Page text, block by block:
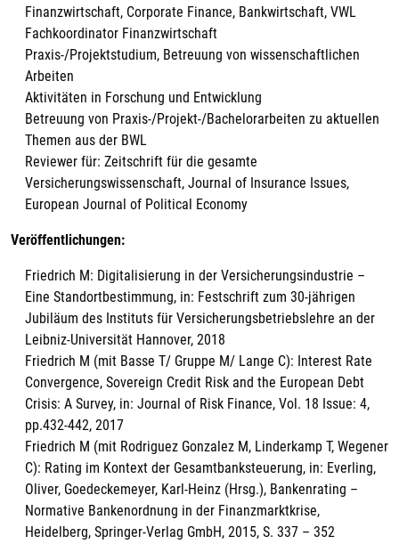
Finanzwirtschaft, Corporate Finance, Bankwirtschaft, VWL
Fachkoordinator Finanzwirtschaft
Praxis-/Projektstudium, Betreuung von wissenschaftlichen
Arbeiten
Aktivitäten in Forschung und Entwicklung
Betreuung von Praxis-/Projekt-/Bachelorarbeiten zu aktuellen
Themen aus der BWL
Reviewer für: Zeitschrift für die gesamte
Versicherungswissenschaft, Journal of Insurance Issues,
European Journal of Political Economy
Veröffentlichungen:
Friedrich M: Digitalisierung in der Versicherungsindustrie –
Eine Standortbestimmung, in: Festschrift zum 30-jährigen
Jubiläum des Instituts für Versicherungsbetriebslehre an der
Leibniz-Universität Hannover, 2018
Friedrich M (mit Basse T/ Gruppe M/ Lange C): Interest Rate
Convergence, Sovereign Credit Risk and the European Debt
Crisis: A Survey, in: Journal of Risk Finance, Vol. 18 Issue: 4,
pp.432-442, 2017
Friedrich M (mit Rodriguez Gonzalez M, Linderkamp T, Wegener
C): Rating im Kontext der Gesamtbanksteuerung, in: Everling,
Oliver, Goedeckemeyer, Karl-Heinz (Hrsg.), Bankenrating –
Normative Bankenordnung in der Finanzmarktkrise,
Heidelberg, Springer-Verlag GmbH, 2015, S. 337 – 352